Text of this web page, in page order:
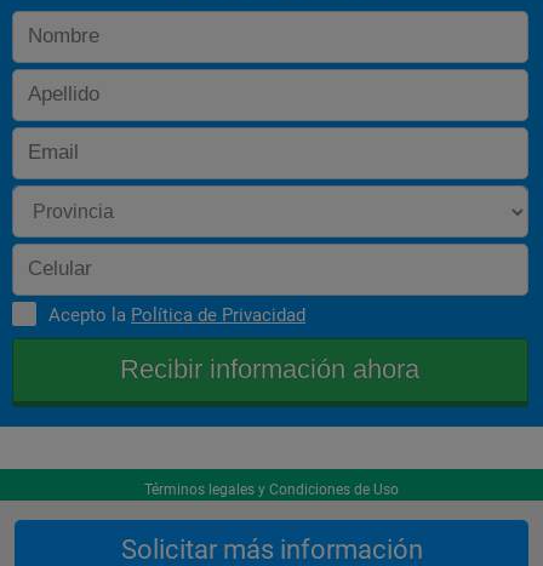
Solicitar más información
Acepto la Política de Privacidad
Términos legales y Condiciones de Uso